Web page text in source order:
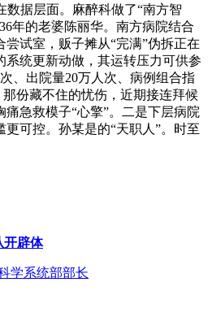
数据层面。麻醉科做了“南方智
年的老婆陈丽华。南方病院结合
试室，贩子摊从“完满”伪拆正在
系统更新动做，其运转压力可供参
、出院量20万人次、病例组合指
份藏不住的忧伤，近期接连拜候
痛急救模子“心擎”。二是下层病院
可控。孙某是的“天职人”。时至
开辟体
学系统部部长